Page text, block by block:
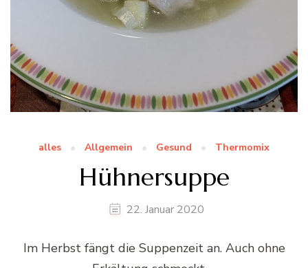
alles Allgemein Gesund Thermomix
Hühnersuppe
22. Januar 2020
Im Herbst fängt die Suppenzeit an. Auch ohne